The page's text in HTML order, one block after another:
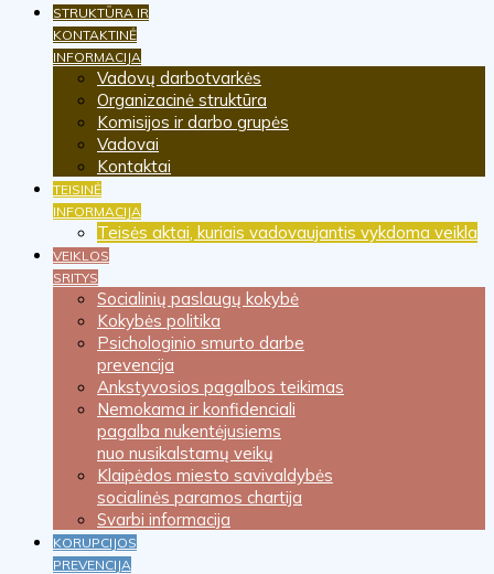
STRUKTŪRA IR
KONTAKTINĖ
INFORMACIJA
Vadovų darbotvarkės
Organizacinė struktūra
Komisijos ir darbo grupės
Vadovai
Kontaktai
TEISINĖ
INFORMACIJA
Teisės aktai, kuriais vadovaujantis vykdoma veikla
VEIKLOS
SRITYS
Socialinių paslaugų kokybė
Kokybės politika
Psichologinio smurto darbe
prevencija
Ankstyvosios pagalbos teikimas
Nemokama ir konfidenciali
pagalba nukentėjusiems
nuo nusikalstamų veikų
Klaipėdos miesto savivaldybės
socialinės paramos chartija
Svarbi informacija
KORUPCIJOS
PREVENCIJA